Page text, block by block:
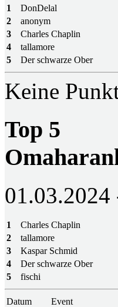
1
DonDelal
2
anonym
3
Charles Chaplin
4
tallamore
5
Der schwarze Ober
Keine
Top 5
01.03.2024
1
Charles Chaplin
2
tallamore
3
Kaspar Schmid
4
Der schwarze Ober
5
fischi
Datum Event